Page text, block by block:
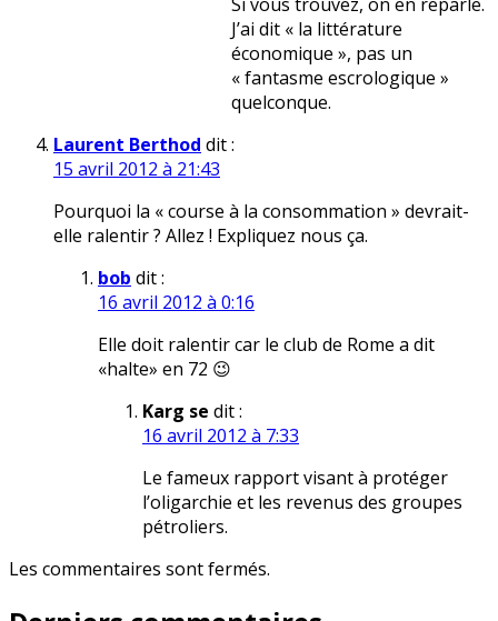
J’ai dit « la littérature
économique », pas un
« fantasme escrologique »
quelconque.
Laurent Berthod dit :
15 avril 2012 à 21:43
Pourquoi la « course à la consommation » devrait-
elle ralentir ? Allez ! Expliquez nous ça.
bob dit :
16 avril 2012 à 0:16
Elle doit ralentir car le club de Rome a dit
«halte» en 72 😉
Karg se dit :
16 avril 2012 à 7:33
Le fameux rapport visant à protéger
l’oligarchie et les revenus des groupes
pétroliers.
Les commentaires sont fermés.